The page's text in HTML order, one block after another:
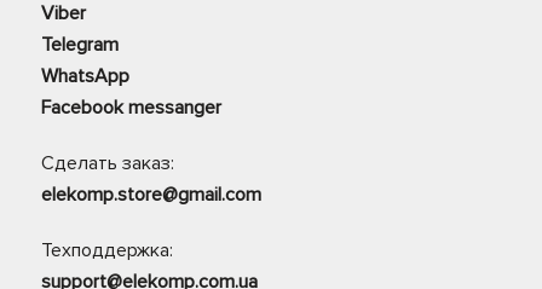
Viber
Telegram
WhatsApp
Facebook messanger
Сделать заказ:
elekomp.store@gmail.com
Техподдержка:
support@elekomp.com.ua